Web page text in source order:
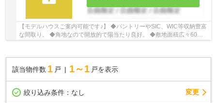
【モデルハウスご案内可能です♪】 ◆パントリーやSIC、WIC等収納豊富
な間取り。 ◆角地なので開放的で陽当たり良好。 ◆敷地面積広々60坪
該当物件数 1 戸 1～1 戸を表示
絞り込み条件： なし 変更